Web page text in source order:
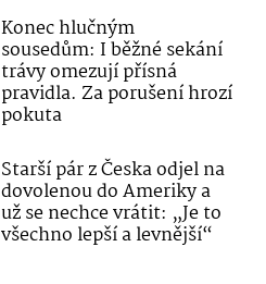
Konec hlučným
sousedům: I běžné sekání
trávy omezují přísná
pravidla. Za porušení hrozí
pokuta
Starší pár z Česka odjel na
dovolenou do Ameriky a
už se nechce vrátit: „Je to
všechno lepší a levnější“